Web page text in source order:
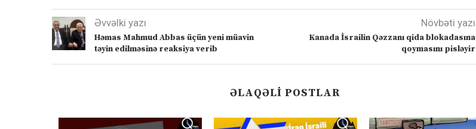
Əvvəlki yazı
Həmas Mahmud Abbas üçün yeni müavin
təyin edilməsinə reaksiya verib
Növbəti yazı
Kanada İsrailin Qəzzanı qida blokadasına
qoymasını pisləyir
ƏLAQƏLI POSTLAR